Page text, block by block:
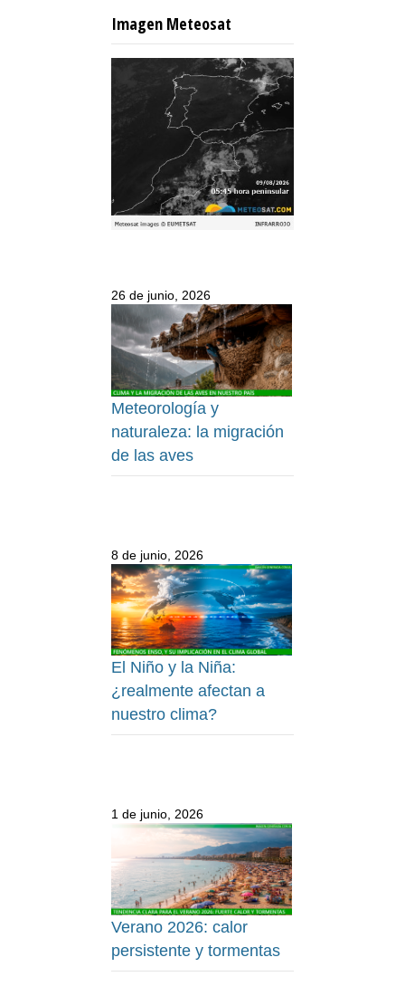
Imagen Meteosat
26 de junio, 2026
Meteorología y
naturaleza: la migración
de las aves
8 de junio, 2026
El Niño y la Niña:
¿realmente afectan a
nuestro clima?
1 de junio, 2026
Verano 2026: calor
persistente y tormentas